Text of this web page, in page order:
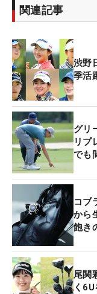
関連記事
渋野
季活
グリ
リプ
でも
コブ
から
飽き
尾関
く